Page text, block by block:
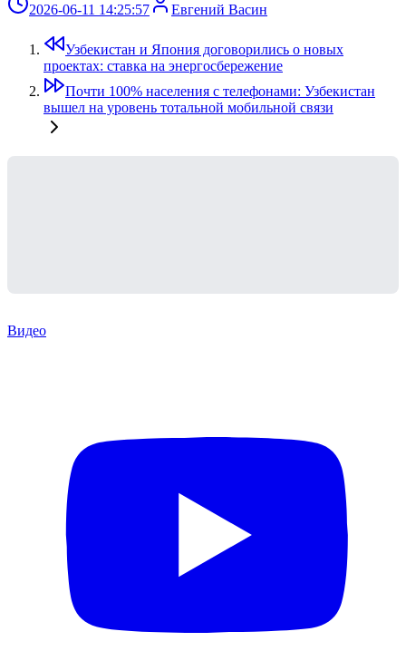
2026-06-11 14:25:57
Евгений Васин
Узбекистан и Япония договорились о новых
проектах: ставка на энергосбережение
Почти 100% населения с телефонами: Узбекистан
вышел на уровень тотальной мобильной связи
Видео